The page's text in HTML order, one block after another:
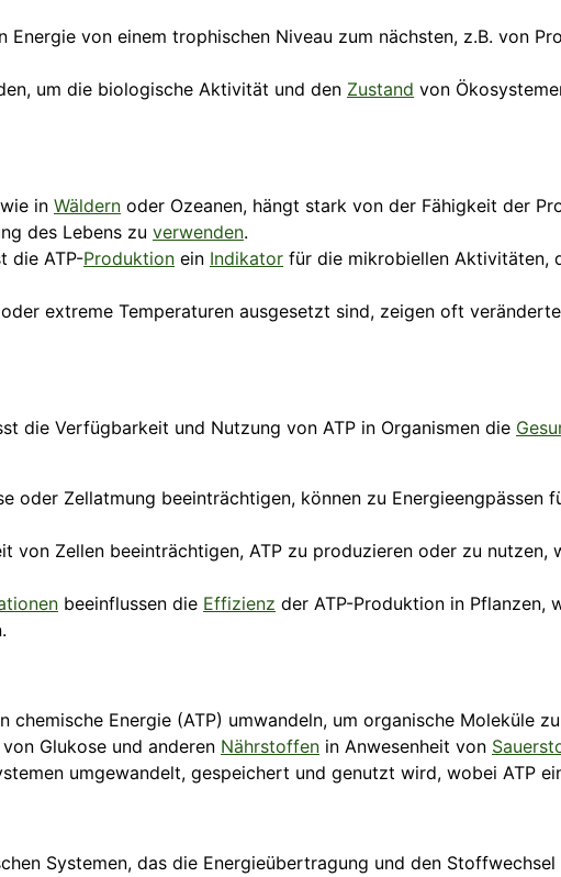
Energie von einem trophischen Niveau zum nächsten, z.B. von
um die biologische Aktivität und den Zustand von
in Wäldern oder Ozeanen, hängt stark von der Fähigkeit der
des Lebens zu verwenden.
die ATP-Produktion ein Indikator für die mikrobiellen Aktivitäten,
oder extreme Temperaturen ausgesetzt sind, zeigen oft
die Verfügbarkeit und Nutzung von ATP in Organismen die
oder Zellatmung beeinträchtigen, können zu Energieengpässen
von Zellen beeinträchtigen, ATP zu produzieren oder zu nutzen,
beeinflussen die Effizienz der ATP-Produktion in Pflanzen,
chemische Energie (ATP) umwandeln, um organische Moleküle
Glukose und anderen Nährstoffen in Anwesenheit von
umgewandelt, gespeichert und genutzt wird, wobei ATP
Systemen, das die Energieübertragung und den